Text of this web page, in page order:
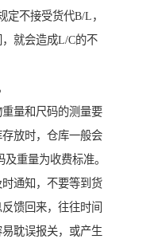
定不接受货代B/L，
就会造成L/C的不
量和尺码的测量要
放时，仓库一般会
重量为收费标准。
通知，不要等到货
馈回来，往往时间
耽误报关，或产生